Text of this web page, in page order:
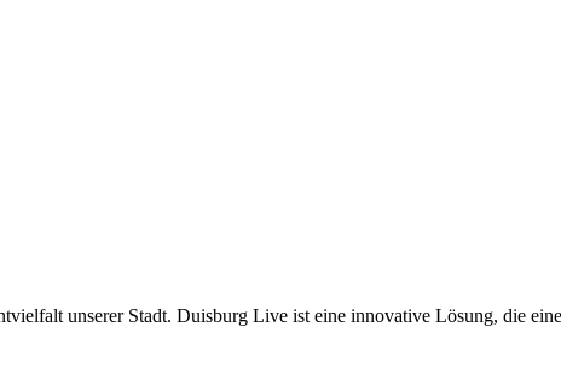
unserer Stadt. Duisburg Live ist eine innovative Lösung, die